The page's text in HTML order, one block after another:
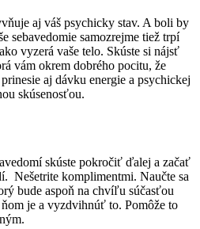
aj váš psychicky stav. A boli by
sebavedomie samozrejme tiež trpí
vyzerá vaše telo. Skúste si nájsť
vám okrem dobrého pocitu, že
aj dávku energie a psychickej
skúsenosťou.
skúste pokročiť ďalej a začať
Nešetrite komplimentmi. Naučte sa
bude aspoň na chvíľu súčasťou
je a vyzdvihnúť to. Pomôže to